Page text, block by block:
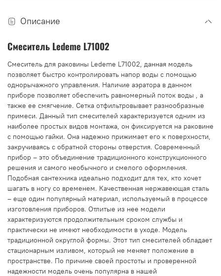
Описание
Смеситель Ledeme L71002
Смеситель для раковины Ledeme L71002, данная модель
позволяет быстро контролировать напор воды с помощью
однорычажного управления. Наличие аэратора в данном
приборе позволяет обеспечить равномерный поток воды , а
также ее смягчение. Сетка отфильтровывает разнообразные
примеси. Данный тип смесителей характеризуется одним из
наиболее простых видов монтажа, он фиксируется на раковине
с помощью гайки. Она надежно прижимает его к поверхности,
закручиваясь с обратной стороны отверстия. Современный
прибор – это объединение традиционного конструкционного
решения и самого необычного и смелого оформления.
Подобная сантехника идеально подходит для тех, кто хочет
шагать в ногу со временем. Качественная нержавеющая сталь
– еще один популярный материал, используемый в процессе
изготовления приборов. Отлитые из нее модели
характеризуются продолжительным сроком службы и
практически не имеют необходимости в уходе. Модель
традиционной округлой формы. Этот тип смесителей обладает
стационарным изливом, который не меняет положение в
пространстве. По причине своей простоты и проверенной
надежности модель очень популярна в нашей